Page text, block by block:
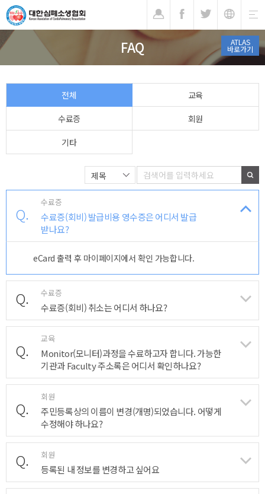
ATLAS
바로가기
FAQ
전체
교육
수료증
회원
기타
Q.
수료증
수료증(회비) 발급비용 영수증은 어디서 발급
받나요?
eCard 출력 후 마이페이지에서 확인 가능합니다.
Q. 수료증
수료증(회비) 취소는 어디서 하나요?
Q.
교육
Monitor(모니터)과정을 수료하고자 합니다. 가능한
기관과 Faculty 주소록은 어디서 확인하나요?
Q.
회원
주민등록상의 이름이 변경(개명)되었습니다. 어떻게
수정해야 하나요?
Q. 회원
등록된 내 정보를 변경하고 싶어요